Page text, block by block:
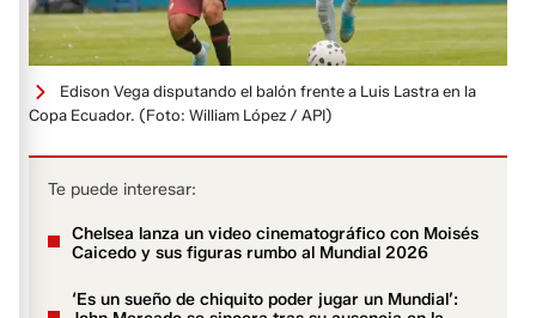
Edison Vega disputando el balón frente a Luis Lastra en la
Copa Ecuador. (Foto: William López / API)
Te puede interesar:
Chelsea lanza un video cinematográfico con Moisés
Caicedo y sus figuras rumbo al Mundial 2026
‘Es un sueño de chiquito poder jugar un Mundial’: